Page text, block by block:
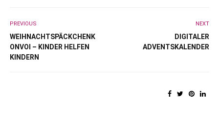
PREVIOUS
WEIHNACHTSPÄCKCHENK
ONVOI – KINDER HELFEN
KINDERN
NEXT
DIGITALER
ADVENTSKALENDER